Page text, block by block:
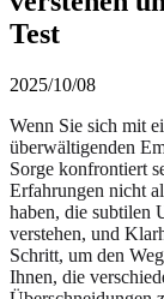
Test
2025/10/08
Wenn Sie sich mit
überwältigenden
Sorge konfrontiert
Erfahrungen nicht
haben, die subtilen
verstehen, und
Schritt, um den
Ihnen, die